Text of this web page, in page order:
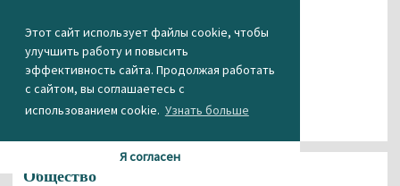
Этот сайт использует файлы cookie, чтобы
улучшить работу и повысить
эффективность сайта. Продолжая работать
с сайтом, вы соглашаетесь с
использованием cookie. Узнать больше
Я согласен
0 1 0 0 0
Общество